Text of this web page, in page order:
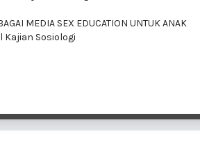
MEDIA SEX EDUCATION UNTUK ANAK
Kajian Sosiologi